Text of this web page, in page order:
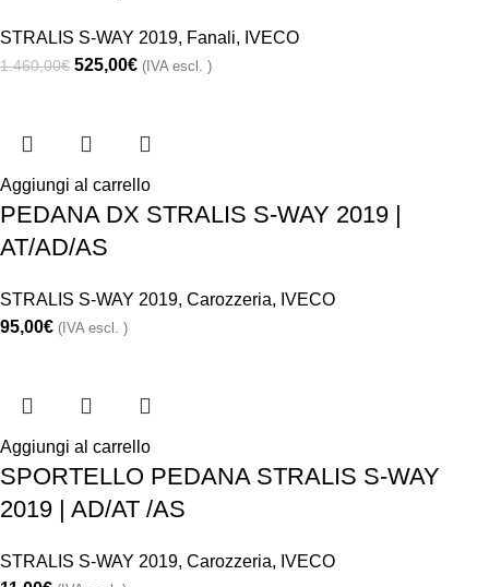
STRALIS S-WAY 2019, Fanali, IVECO
1.460,00€ 525,00€ (IVA escl. )
Aggiungi al carrello
PEDANA DX STRALIS S-WAY 2019 |
AT/AD/AS
STRALIS S-WAY 2019, Carozzeria, IVECO
95,00€ (IVA escl. )
Aggiungi al carrello
SPORTELLO PEDANA STRALIS S-WAY
2019 | AD/AT /AS
STRALIS S-WAY 2019, Carozzeria, IVECO